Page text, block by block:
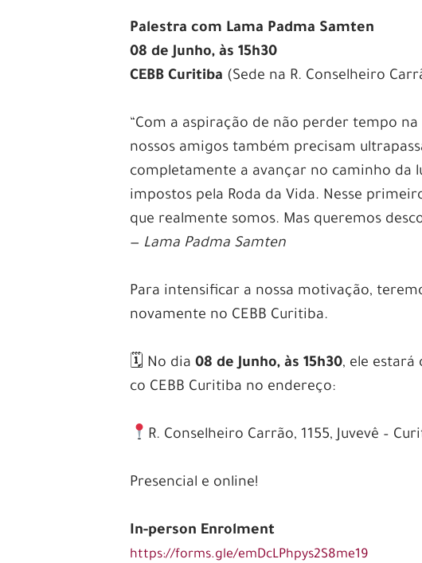
Palestra com Lama Padma Samten
08 de Junho, às 15h30
CEBB Curitiba (Sede na R. Conselheiro
“Com a aspiração de não perder tempo na
nossos amigos também precisam
completamente a avançar no caminho da
impostos pela Roda da Vida. Nesse
que realmente somos. Mas queremos
— Lama Padma Samten
Para intensificar a nossa motivação,
novamente no CEBB Curitiba.
🗓 No dia08 de Junho, às 15h30, ele estará
co CEBB Curitiba no endereço:
R. Conselheiro Carrão, 1155, Juvevê –
Presencial e online!
In-person Enrolment
https://forms.gle/emDcLPhpys2S8me19